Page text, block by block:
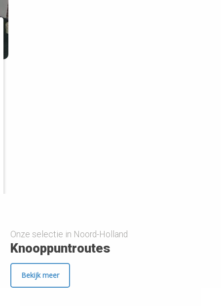
Onze selectie in Noord-Holland
Knooppuntroutes
Bekijk meer